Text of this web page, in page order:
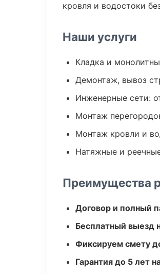
кровля и водостоки
Наши услуги
Кладка и
Демонтаж, вывоз
Инженерные сети:
Монтаж
Монтаж кровли и
Натяжные и
Преимущества
Договор и полный
Бесплатный выезд
Фиксируем смету
Гарантия до 5 лет